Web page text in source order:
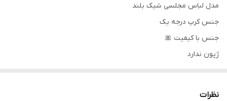
مدل لباس مجلسی شیک بلند
جنس کرپ درجه یک
جنس با کیفیت 🎀
ژپون ندارد
نظرات